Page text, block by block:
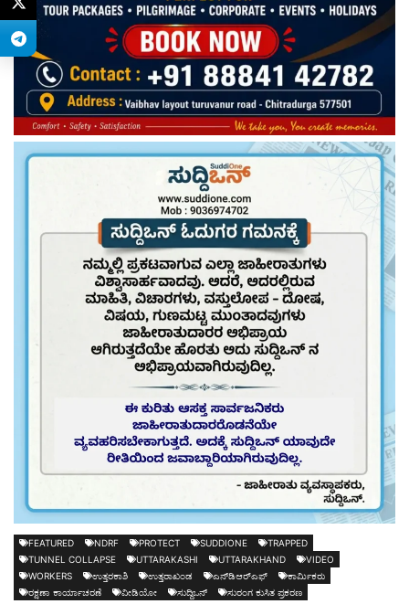
FEATURED NDRF PROTECT SUDDIONE
TRAPPED
TUNNEL COLLAPSE
UTTARAKASHI UTTARAKHAND
VIDEO
WORKERS
ಉತ್ತರಕಾಶಿ ಉತ್ತರಾಖಂಡ ಎನ್‌ಡಿಆರ್‌ಎಫ್
ಕಾರ್ಮಿಕರು
ರಕ್ಷಣಾ ಕಾರ್ಯಾಚರಣೆ
ವೀಡಿಯೋ ಸುದ್ದಿಒನ್ ಸುರಂಗ ಕುಸಿತ ಪ್ರಕರಣ